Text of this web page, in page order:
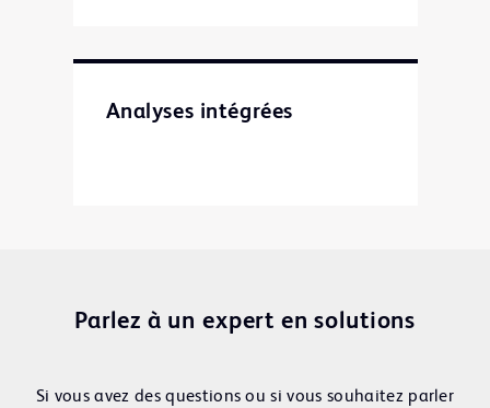
Analyses intégrées
Parlez à un expert en solutions
Si vous avez des questions ou si vous souhaitez parler